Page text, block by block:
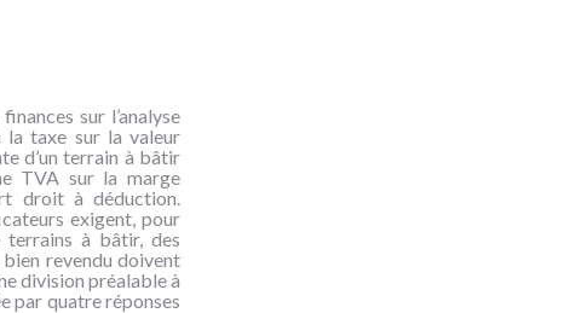
sur l’analyse
la taxe sur la valeur
d’un terrain à bâtir
TVA sur la marge
droit à déduction.
exigent, pour
à bâtir, des
revendu doivent
division préalable à
par quatre réponses